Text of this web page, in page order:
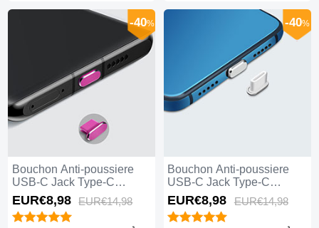
Bouchon Anti-poussiere
USB-C Jack Type-C
Universel H08 pour Apple
iPhone 15 Plus Rose
Rouge
-40%
EUR€8,98 EUR€14,98
Bouchon Anti-poussiere
USB-C Jack Type-C
Universel H07 pour Apple
iPhone 15 Plus Argent
-40%
EUR€8,98 EUR€14,98